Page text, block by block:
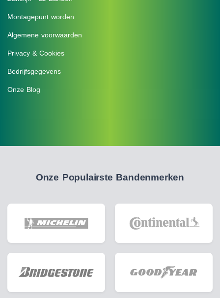
Montagepunt worden
Algemene voorwaarden
Privacy & Cookies
Bedrijfsgegevens
Onze Blog
Onze Populairste Bandenmerken